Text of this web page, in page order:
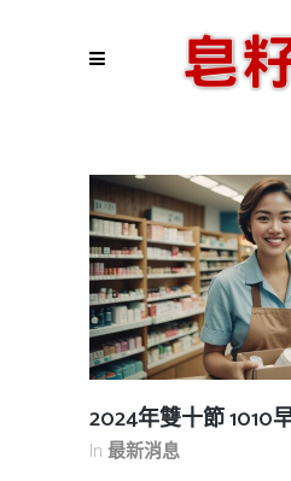
2024年雙十節 1010
In 最新消息